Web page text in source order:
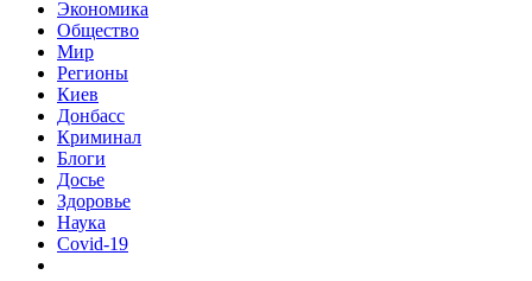
Экономика
Общество
Мир
Регионы
Киев
Донбасс
Криминал
Блоги
Досье
Здоровье
Наука
Covid-19